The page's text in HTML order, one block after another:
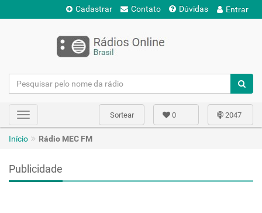
Cadastrar Contato Dúvidas Entrar
Toggle
navigation
2047
0
Sortear
Início Rádio MEC FM
Publicidade